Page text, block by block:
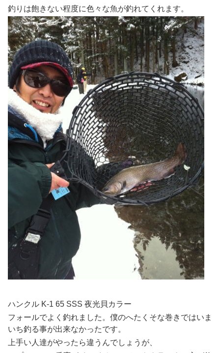
釣りは飽きない程度に色々な魚が釣れてくれます。
ハンクル K-1 65 SSS 夜光貝カラー
フォールでよく釣れました。僕のへたくそな巻きではいま
いち釣る事が出来なかったです。
上手い人達がやったら違うんでしょうが、